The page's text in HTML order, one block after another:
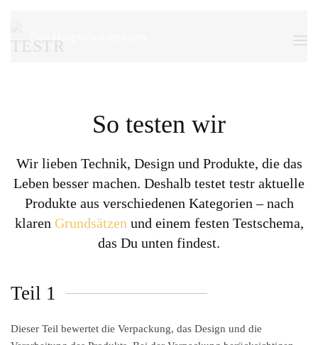
So testen wir
Wir lieben Technik, Design und Produkte, die das
Leben besser machen. Deshalb testet testr aktuelle
Produkte aus verschiedenen Kategorien – nach
klaren Grundsätzen und einem festen Testschema,
das Du unten findest.
Teil 1
Dieser Teil bewertet die Verpackung, das Design und die